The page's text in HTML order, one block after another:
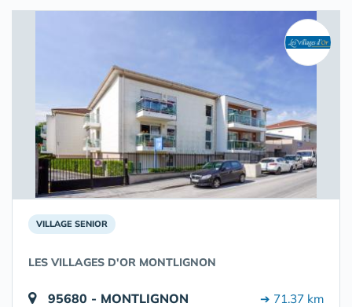
VILLAGE SENIOR
LES VILLAGES D'OR MONTLIGNON
95680 - MONTLIGNON ➔ 71.37 km